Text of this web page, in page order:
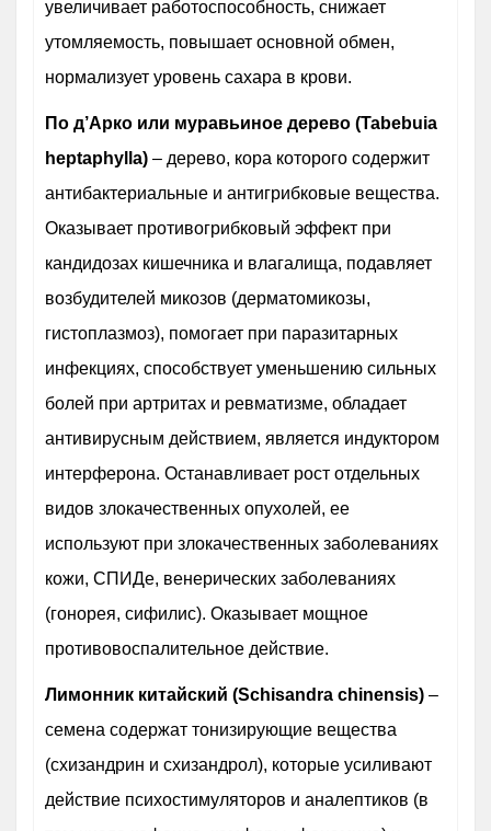
увеличивает работоспособность, снижает
утомляемость, повышает основной обмен,
нормализует уровень сахара в крови.
По д’Арко или муравьиное дерево (Tabebuia
heptaphylla) – дерево, кора которого содержит
антибактериальные и антигрибковые вещества.
Оказывает противогрибковый эффект при
кандидозах кишечника и влагалища, подавляет
возбудителей микозов (дерматомикозы,
гистоплазмоз), помогает при паразитарных
инфекциях, способствует уменьшению сильных
болей при артритах и ревматизме, обладает
антивирусным действием, является индуктором
интерферона. Останавливает рост отдельных
видов злокачественных опухолей, ее
используют при злокачественных заболеваниях
кожи, СПИДе, венерических заболеваниях
(гонорея, сифилис). Оказывает мощное
противовоспалительное действие.
Лимонник китайский (Schisandra chinensis) –
семена содержат тонизирующие вещества
(схизандрин и схизандрол), которые усиливают
действие психостимуляторов и аналептиков (в